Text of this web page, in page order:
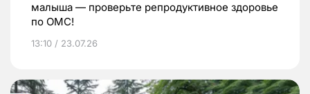
малыша — проверьте репродуктивное здоровье
по ОМС!
13:10 / 23.07.26